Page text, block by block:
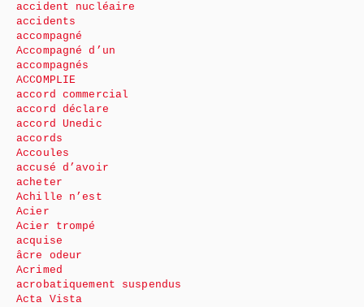
accident nucléaire
accidents
accompagné
Accompagné d’un
accompagnés
ACCOMPLIE
accord commercial
accord déclare
accord Unedic
accords
Accoules
accusé d’avoir
acheter
Achille n’est
Acier
Acier trompé
acquise
âcre odeur
Acrimed
acrobatiquement suspendus
Acta Vista